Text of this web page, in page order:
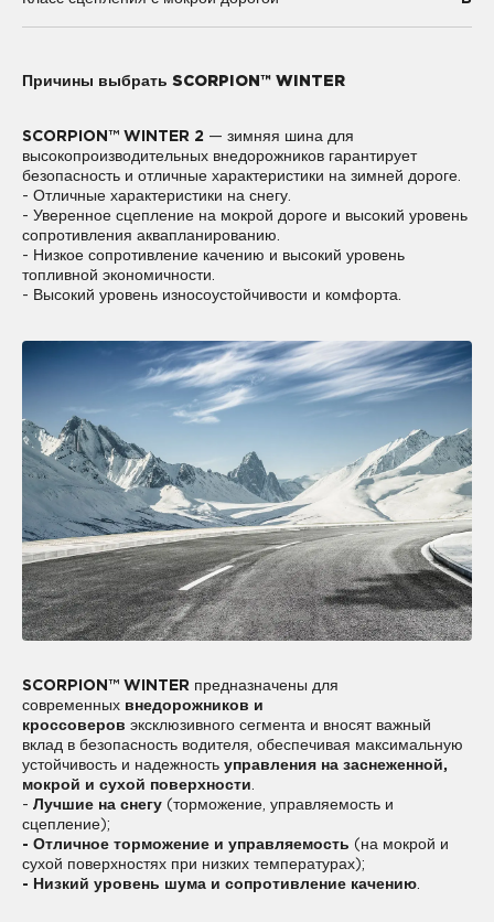
Причины выбрать SCORPION™ WINTER
SCORPION™ WINTER 2 — зимняя шина для
высокопроизводительных внедорожников гарантирует
безопасность и отличные характеристики на зимней дороге.
- Отличные характеристики на снегу.
- Уверенное сцепление на мокрой дороге и высокий уровень
сопротивления аквапланированию.
- Низкое сопротивление качению и высокий уровень
топливной экономичности.
- Высокий уровень износоустойчивости и комфорта.
SCORPION™ WINTER предназначены для
современных внедорожников и
кроссоверов эксклюзивного сегмента и вносят важный
вклад в безопасность водителя, обеспечивая максимальную
устойчивость и надежность управления на заснеженной,
мокрой и сухой поверхности.
- Лучшие на снегу (торможение, управляемость и
сцепление);
- Отличное торможение и управляемость (на мокрой и
сухой поверхностях при низких температурах);
- Низкий уровень шума и сопротивление качению.